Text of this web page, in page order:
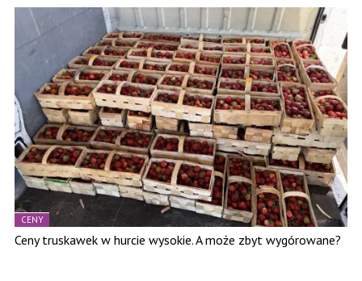
CENY
Ceny truskawek w hurcie wysokie. A może zbyt wygórowane?